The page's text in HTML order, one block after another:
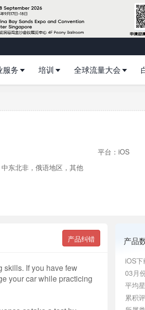
服务 培训 全球流量大会
东北非，俄语地区，其他
平台：iOS
产品纠错
skills. If you have few
your car while practicing
产品
iOS下
03月
平均
累积